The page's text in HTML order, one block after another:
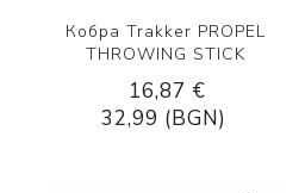
Кобра Trakker PROPEL
THROWING STICK
16,87 €
32,99 (BGN)